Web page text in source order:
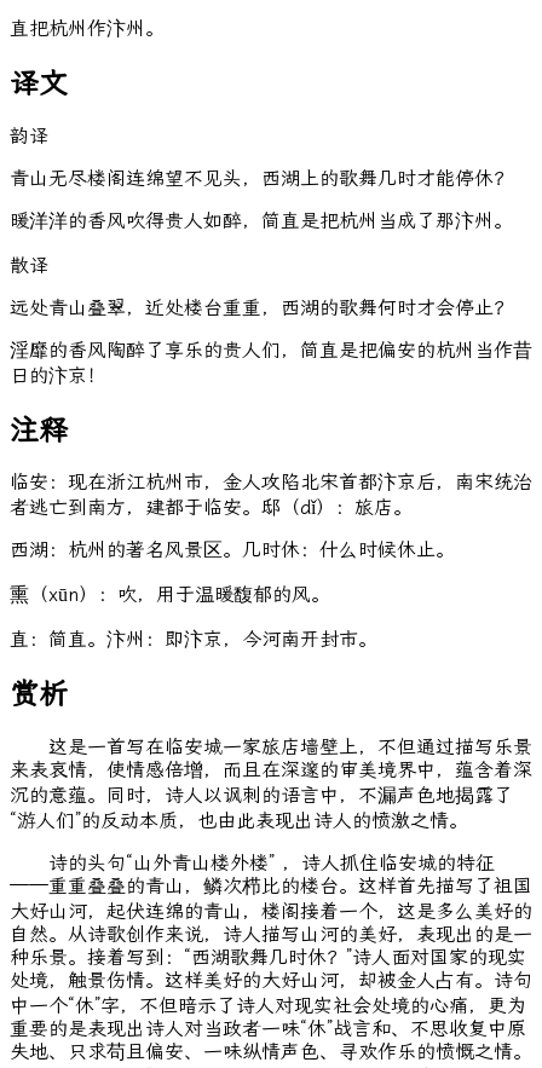
直把杭州作汴州 。
译文
韵译
青山无尽楼阁连绵望不见头，西湖上的歌舞几时才能停休？
暖洋洋的香风吹得贵人如醉，简直是把杭州当成了那汴州。
散译
远处青山叠翠，近处楼台重重，西湖的歌舞何时才会停止？
淫靡的香风陶醉了享乐的贵人们，简直是把偏安的杭州当作昔
日的汴京！
注释
临安：现在浙江杭州市，金人攻陷北宋首都汴京后，南宋统治
者逃亡到南方，建都于临安。邸（dǐ）：旅店。
西湖：杭州的著名风景区。几时休：什么时候休止。
熏（xūn）：吹，用于温暖馥郁的风。
直：简直。汴州：即汴京，今河南开封市。
赏析
这是一首写在临安城一家旅店墙壁上，不但通过描写乐景
来表哀情，使情感倍增，而且在深邃的审美境界中，蕴含着深
沉的意蕴。同时，诗人以讽刺的语言中，不漏声色地揭露了
“游人们”的反动本质，也由此表现出诗人的愤激之情。
诗的头句“山外青山楼外楼” ，诗人抓住临安城的特征
——重重叠叠的青山，鳞次栉比的楼台。这样首先描写了祖国
大好山河，起伏连绵的青山，楼阁接着一个，这是多么美好的
自然。从诗歌创作来说，诗人描写山河的美好，表现出的是一
种乐景。接着写到：“西湖歌舞几时休？”诗人面对国家的现实
处境，触景伤情。这样美好的大好山河，却被金人占有。诗句
中一个“休”字，不但暗示了诗人对现实社会处境的心痛，更为
重要的是表现出诗人对当政者一味“休”战言和、不思收复中原
失地、只求苟且偏安、一味纵情声色、寻欢作乐的愤慨之情。